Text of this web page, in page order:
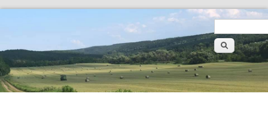
Keresés
űrlap